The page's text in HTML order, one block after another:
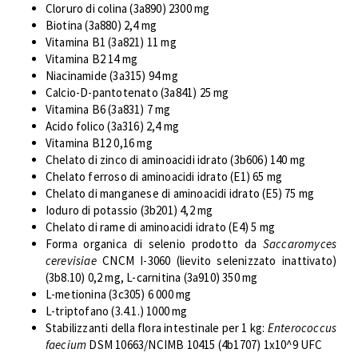
Cloruro di colina (3a890) 2300 mg
Biotina (3a880) 2,4 mg
Vitamina B1 (3a821) 11 mg
Vitamina B2 14 mg
Niacinamide (3a315) 94 mg
Calcio-D-pantotenato (3a841) 25 mg
Vitamina B6 (3a831) 7 mg
Acido folico (3a316) 2,4 mg
Vitamina B12 0,16 mg
Chelato di zinco di aminoacidi idrato (3b606) 140 mg
Chelato ferroso di aminoacidi idrato (E1) 65 mg
Chelato di manganese di aminoacidi idrato (E5) 75 mg
Ioduro di potassio (3b201) 4,2 mg
Chelato di rame di aminoacidi idrato (E4) 5 mg
Forma organica di selenio prodotto da Saccaromyces
cerevisiaeCNCM I-3060 (lievito selenizzato inattivato)
(3b8.10) 0,2 mg, L-carnitina (3a910) 350 mg
L-metionina (3c305) 6 000 mg
L-triptofano (3.4.1.) 1000 mg
Stabilizzanti della flora intestinale per 1 kg: Enterococcus
faecium DSM 10663/NCIMB 10415 (4b1707) 1x10^9 UFC